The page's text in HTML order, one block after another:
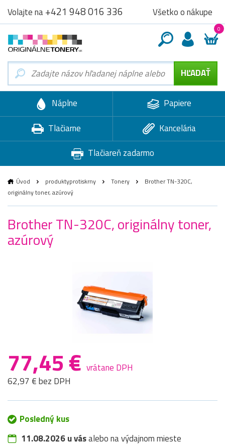
Volajte na+421 948 016 336 Všetko o nákupe
0
Náplne
Papiere
Tlačiarne
Kancelária
Tlačiareň zadarmo
Úvod produktyprotiskrny Tonery
Brother TN-320C,
originálny toner, azúrový
Brother TN-320C, originálny toner,
azúrový
77,45 € vrátane DPH
62,97 € bez DPH
Posledný kus
11.08.2026 u vásalebo na výdajnom mieste